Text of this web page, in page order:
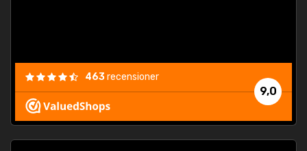
9,0
463recensioner